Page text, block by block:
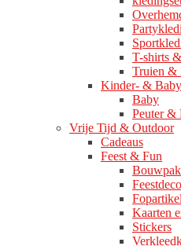
T-shirts
Truien &
Kinder- &
Baby
Peuter &
Vrije Tijd & Outdoor
Cadeaus
Feest & Fun
Kaarten
Stickers